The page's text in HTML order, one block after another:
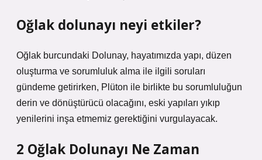
Oğlak dolunayı neyi etkiler?
Oğlak burcundaki Dolunay, hayatımızda yapı, düzen
oluşturma ve sorumluluk alma ile ilgili soruları
gündeme getirirken, Plüton ile birlikte bu sorumluluğun
derin ve dönüştürücü olacağını, eski yapıları yıkıp
yenilerini inşa etmemiz gerektiğini vurgulayacak.
2 Oğlak Dolunayı Ne Zaman